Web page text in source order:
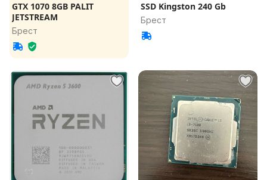
GTX 1070 8GB PALIT
JETSTREAM
Брест
SSD Kingston 240 Gb
Брест